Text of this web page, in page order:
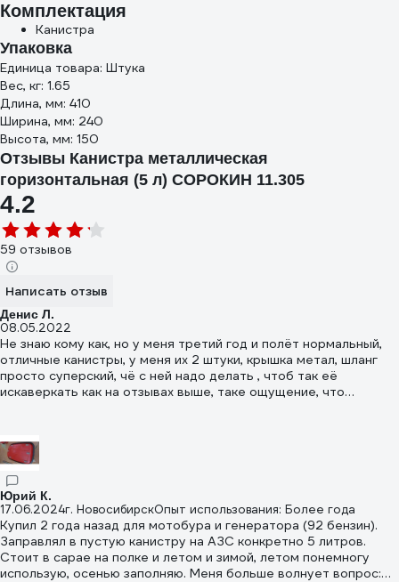
Комплектация
Канистра
Упаковка
Единица товара: Штука
Вес, кг: 1.65
Длина, мм: 410
Ширина, мм: 240
Высота, мм: 150
Отзывы Канистра металлическая
горизонтальная (5 л) СОРОКИН 11.305
4.2
59 отзывов
Написать отзыв
Денис Л.
08.05.2022
Не знаю кому как, но у меня третий год и полёт нормальный,
отличные канистры, у меня их 2 штуки, крышка метал, шланг
просто суперский, чё с ней надо делать , чтоб так её
искаверкать как на отзывах выше, таке ощущение, что
Юрий К.
17.06.2024г. НовосибирскОпыт использования: Более года
Купил 2 года назад для мотобура и генератора (92 бензин).
Заправлял в пустую канистру на АЗС конкретно 5 литров.
Стоит в сарае на полке и летом и зимой, летом понемногу
использую, осенью заполняю. Меня больше волнует вопрос: